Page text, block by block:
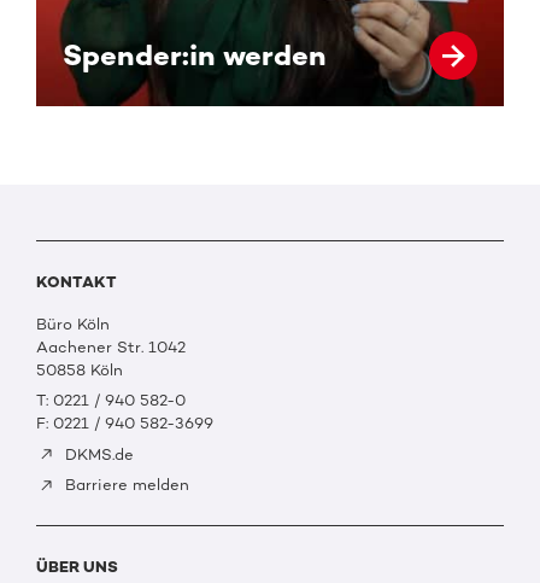
Spender:in werden
KONTAKT
Büro Köln
Aachener Str. 1042
50858 Köln
T: 0221 / 940 582-0
F: 0221 / 940 582-3699
DKMS.de
Barriere melden
ÜBER UNS